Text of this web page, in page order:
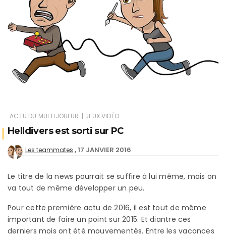
ACTU DU MULTIJOUEUR | JEUX VIDÉO
Helldivers est sorti sur PC
Les teammates 17 JANVIER 2016
Le titre de la news pourrait se suffire à lui même, mais on
va tout de même développer un peu.
Pour cette première actu de 2016, il est tout de même
important de faire un point sur 2015. Et diantre ces
derniers mois ont été mouvementés. Entre les vacances